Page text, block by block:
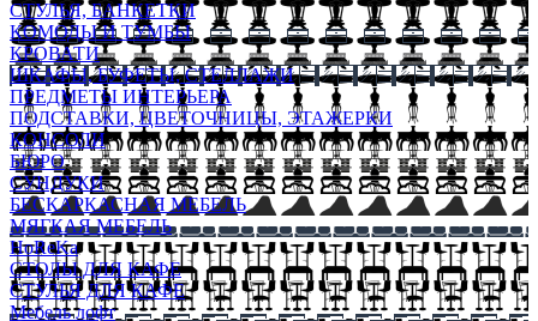
СТУЛЬЯ, БАНКЕТКИ
КОМОДЫ И ТУМБЫ
КРОВАТИ
ШКАФЫ, БУФЕТЫ, СТЕЛЛАЖИ
ПРЕДМЕТЫ ИНТЕРЬЕРА
ПОДСТАВКИ, ЦВЕТОЧНИЦЫ, ЭТАЖЕРКИ
КОНСОЛИ
БЮРО
СУНДУКИ
БЕСКАРКАСНАЯ МЕБЕЛЬ
МЯГКАЯ МЕБЕЛЬ
HoReKa
СТОЛЫ ДЛЯ КАФЕ
СТУЛЬЯ ДЛЯ КАФЕ
Мебель лофт